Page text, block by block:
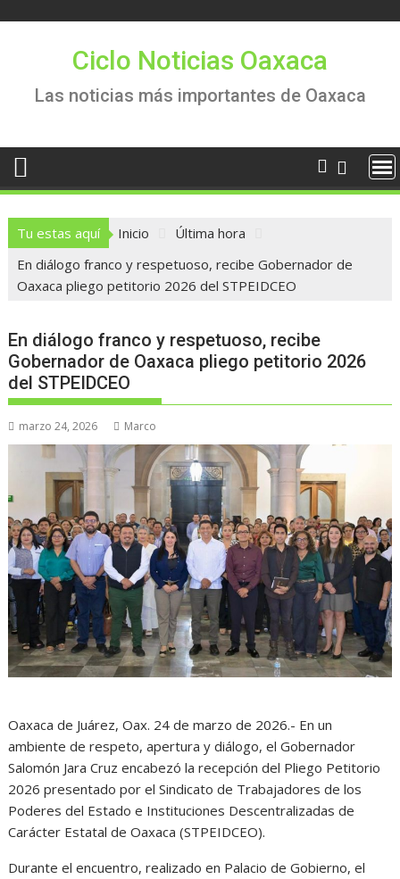
Ciclo Noticias Oaxaca
Las noticias más importantes de Oaxaca
Tu estas aquí Inicio
Última hora
En diálogo franco y respetuoso, recibe Gobernador de
Oaxaca pliego petitorio 2026 del STPEIDCEO
En diálogo franco y respetuoso, recibe
Gobernador de Oaxaca pliego petitorio 2026
del STPEIDCEO
marzo 24, 2026 Marco
Oaxaca de Juárez, Oax. 24 de marzo de 2026.- En un
ambiente de respeto, apertura y diálogo, el Gobernador
Salomón Jara Cruz encabezó la recepción del Pliego Petitorio
2026 presentado por el Sindicato de Trabajadores de los
Poderes del Estado e Instituciones Descentralizadas de
Carácter Estatal de Oaxaca (STPEIDCEO).
Durante el encuentro, realizado en Palacio de Gobierno, el